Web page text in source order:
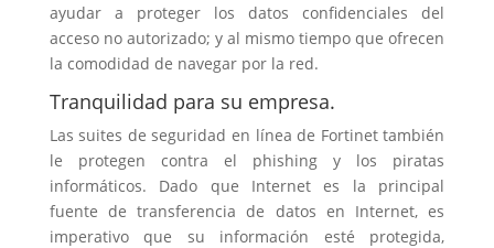
ayudar a proteger los datos confidenciales del
acceso no autorizado; y al mismo tiempo que ofrecen
la comodidad de navegar por la red.
Tranquilidad para su empresa.
Las suites de seguridad en línea de Fortinet también
le protegen contra el phishing y los piratas
informáticos. Dado que Internet es la principal
fuente de transferencia de datos en Internet, es
imperativo que su información esté protegida,